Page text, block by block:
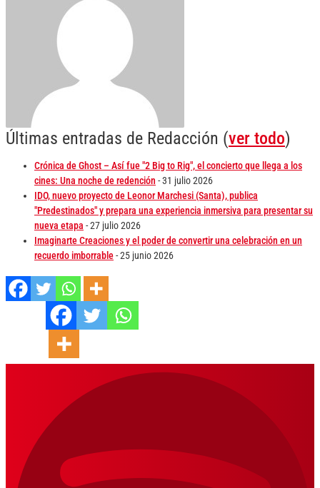
Últimas entradas de Redacción (ver todo)
Crónica de Ghost – Así fue "2 Big to Rig", el concierto que llega a los
cines: Una noche de redención - 31 julio 2026
IDO, nuevo proyecto de Leonor Marchesi (Santa), publica
"Predestinados" y prepara una experiencia inmersiva para presentar su
nueva etapa - 27 julio 2026
Imaginarte Creaciones y el poder de convertir una celebración en un
recuerdo imborrable- 25 junio 2026